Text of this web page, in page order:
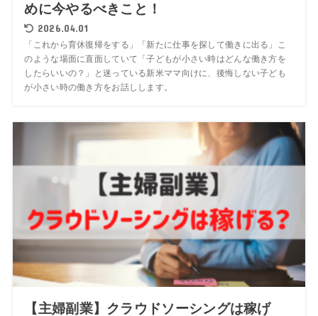
めに今やるべきこと！
2026.04.01
「これから育休復帰をする」「新たに仕事を探して働きに出る」こ
のような場面に直面していて「子どもが小さい時はどんな働き方を
したらいいの？」と迷っている新米ママ向けに、後悔しない子ども
が小さい時の働き方をお話しします。
【主婦副業】クラウドソーシングは稼げ